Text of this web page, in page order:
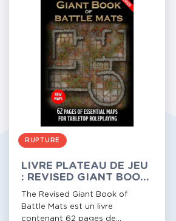
RUPTURE
LIVRE PLATEAU DE JEU
: REVISED GIANT BOOK
OF BATTLE MATS (A3)
The Revised Giant Book of
Battle Mats est un livre
contenant 62 pages de...